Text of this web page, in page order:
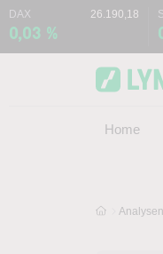
Skip to main content
Skip to search
DAX 26.190,18
0,03 %
Home
Analysen